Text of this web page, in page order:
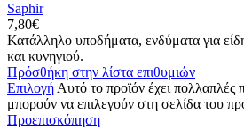
Saphir
7,80€
Κατάλληλο υποδήματα, ενδύματα για
και κυνηγιού.
Πρόσθήκη στην λίστα επιθυμιών
ΕπιλογήΑυτό το προϊόν έχει πολλαπλές
μπορούν να επιλεγούν στη σελίδα του
Προεπισκόπηση